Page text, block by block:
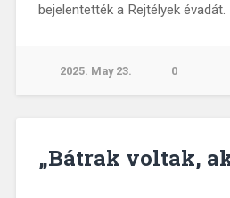
bejelentették a Rejtélyek évadát.
2025. May 23. 0
„Bátrak voltak,